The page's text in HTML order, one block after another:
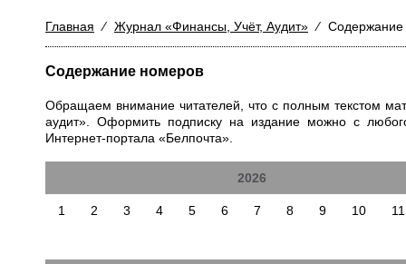
Главная ⁄ Журнал «Финансы, Учёт, Аудит» ⁄
Содержание номеров
Обращаем внимание читателей, что с полным текстом
аудит». Оформить подписку на издание можно с
Интернет-портала «Белпочта».
2026
1 2 3 4 5 6 7 8 9 10 11